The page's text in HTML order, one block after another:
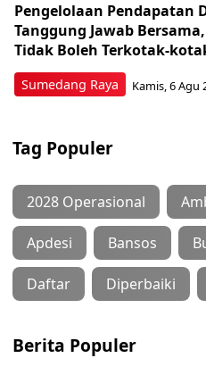
Sumedang Raya
Pengelolaan Pendapatan
Tanggung Jawab
Tidak Boleh Terkotak-
Kamis, 6 Agu
Tag Populer
2028 Operasional
Apdesi Bansos
Daftar Diperbaiki
Berita Populer